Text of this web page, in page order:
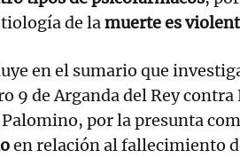
de lamuerte es
en el sumario que
9 de Arganda del Rey contra
por la presunta
en relación al fallecimiento